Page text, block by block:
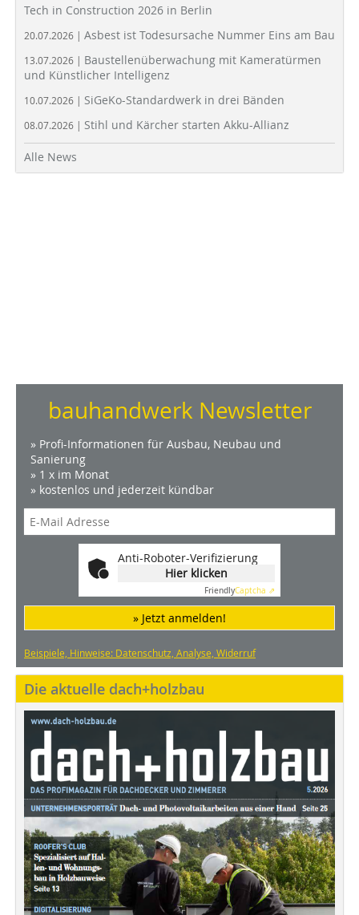
Tech in Construction 2026 in Berlin
20.07.2026 | Asbest ist Todesursache Nummer Eins am Bau
13.07.2026 | Baustellenüberwachung mit Kameratürmen
und Künstlicher Intelligenz
10.07.2026 | SiGeKo-Standardwerk in drei Bänden
08.07.2026 | Stihl und Kärcher starten Akku-Allianz
Alle News
bauhandwerk Newsletter
» Profi-Informationen für Ausbau, Neubau und
Sanierung
» 1 x im Monat
» kostenlos und jederzeit kündbar
Anti-Roboter-Verifizierung
Hier klicken
FriendlyCaptcha ⇗
» Jetzt anmelden!
Beispiele, Hinweise: Datenschutz, Analyse, Widerruf
Die aktuelle dach+holzbau